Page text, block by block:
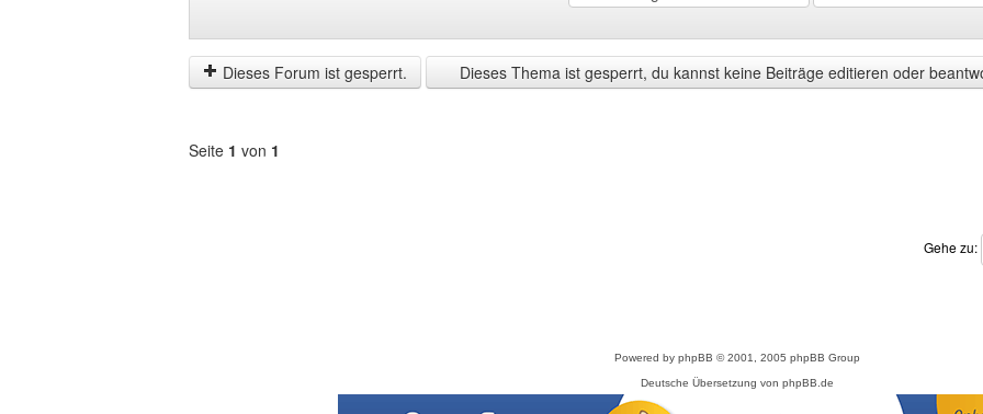
der
letzten
Zeit
by
Dieses Forum ist gesperrt.
Dieses Thema ist gesperrt, du kannst keine Beiträge editieren oder
Seite 1 von 1
Gehe zu:
Powered by phpBB © 2001, 2005 phpBB Group
Deutsche Übersetzung von phpBB.de